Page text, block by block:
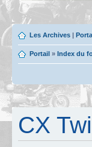
Les Archives |
Portail » Index du
CX